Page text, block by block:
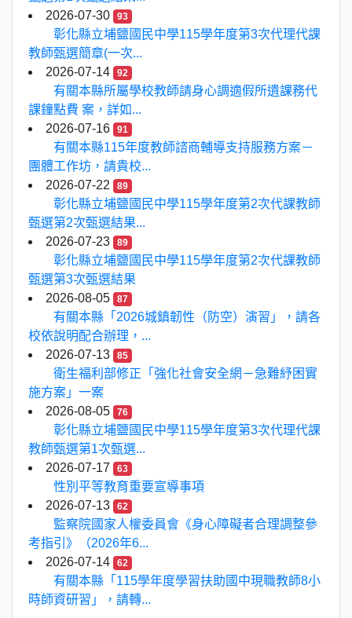
2026-07-30
93
彰化縣立埔鹽國民中學115學年度第3次代理代課
教師甄選簡章(一次...
2026-07-14
92
有關本縣所屬學校教師請身心調適假所遺課務代
課鐘點費 案，詳如...
2026-07-16
91
有關本縣115年度教師諮商輔導支持服務方案－
團體工作坊，請貴校...
2026-07-22
89
彰化縣立埔鹽國民中學115學年度第2次代課教師
甄選第2次甄選結果...
2026-07-23
89
彰化縣立埔鹽國民中學115學年度第2次代課教師
甄選第3次甄選結果
2026-08-05
87
有關本縣「2026城鎮韌性（防空）演習」，請各
校依說明配合辦理，...
2026-07-13
85
衛生福利部修正「強化社會安全網－急難紓困實
施方案」一案
2026-08-05
76
彰化縣立埔鹽國民中學115學年度第3次代理代課
教師甄選第1次甄選...
2026-07-17
63
性別平等教育重要宣導事項
2026-07-13
62
監察院國家人權委員會《身心障礙者合理調整參
考指引》（2026年6...
2026-07-14
62
有關本縣「115學年度學習扶助國中現職教師8小
時師資研習」，請轉...